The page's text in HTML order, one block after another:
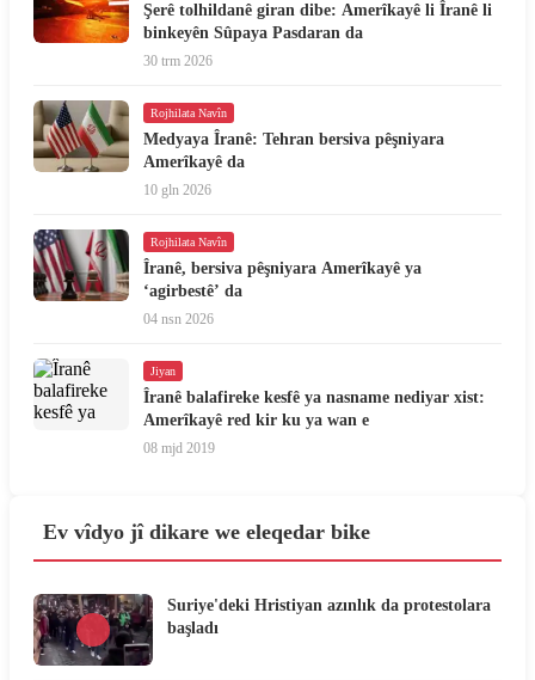
Şerê tolhildanê giran dibe: Amerîkayê li Îranê li
binkeyên Sûpaya Pasdaran da
30 trm 2026
Rojhilata Navîn
Medyaya Îranê: Tehran bersiva pêşniyara
Amerîkayê da
10 gln 2026
Rojhilata Navîn
Îranê, bersiva pêşniyara Amerîkayê ya
‘agirbestê’ da
04 nsn 2026
Jiyan
Îranê balafireke kesfê ya nasname nediyar xist:
Amerîkayê red kir ku ya wan e
08 mjd 2019
Ev vîdyo jî dikare we eleqedar bike
Suriye'deki Hristiyan azınlık da protestolara
başladı